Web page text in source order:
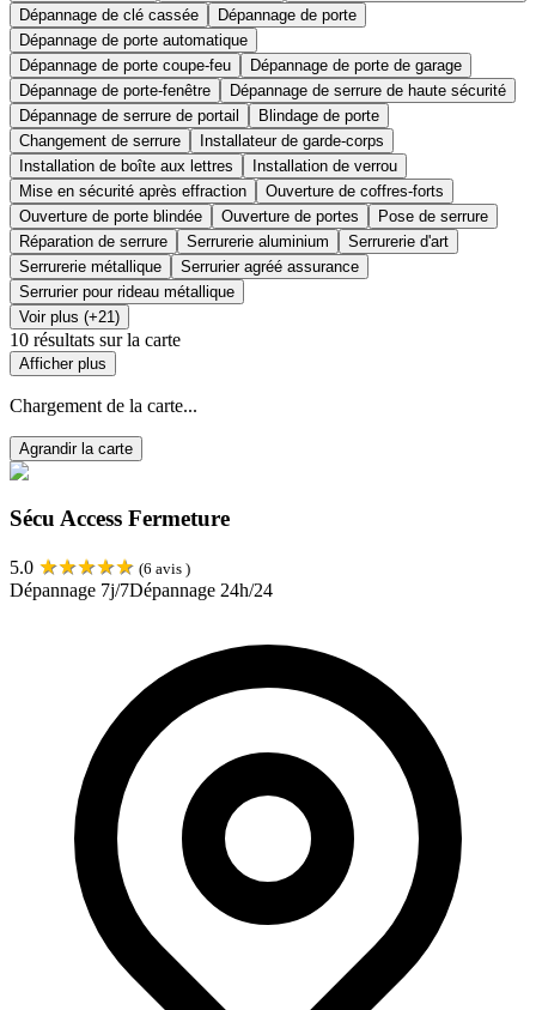
Dépannage de clé cassée
Dépannage de porte
Dépannage de porte automatique
Dépannage de porte coupe-feu
Dépannage de porte de garage
Dépannage de porte-fenêtre
Dépannage de serrure de haute sécurité
Dépannage de serrure de portail
Blindage de porte
Changement de serrure
Installateur de garde-corps
Installation de boîte aux lettres
Installation de verrou
Mise en sécurité après effraction
Ouverture de coffres-forts
Ouverture de porte blindée
Ouverture de portes
Pose de serrure
Réparation de serrure
Serrurerie aluminium
Serrurerie d'art
Serrurerie métallique
Serrurier agréé assurance
Serrurier pour rideau métallique
Voir plus (+21)
10 résultats sur la carte
Afficher plus
Chargement de la carte...
Agrandir la carte
Sécu Access Fermeture
5.0 ★★★★★ (6 avis )
Dépannage 7j/7Dépannage 24h/24